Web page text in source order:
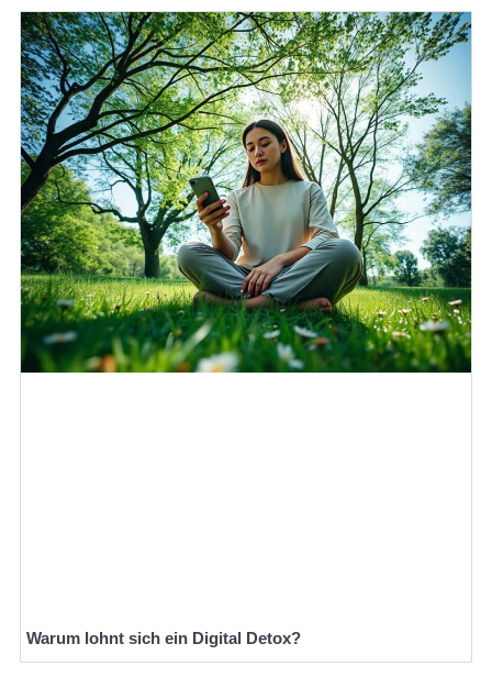
Warum lohnt sich ein Digital Detox?